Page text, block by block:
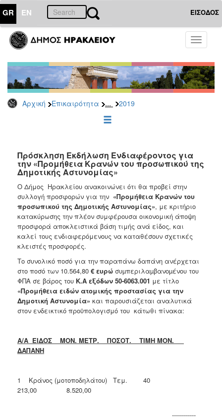
GR EN ΕΙΣΟΔΟΣ
Toggle
Αρχική Επικαιρότητα ... 2019
ΕΠΙΚΑΙΡΟΤΗΤΑ
-
Δημοπρασίες
Αρχείο
2026
2022
2021
2020
2019
2018
2017
2015
2013
ΕΠΙΣΚΕΠΤΗΣ
ΗΡΑΚΛΕΙΟ
Πρόσκληση Εκδήλωση Ενδιαφέροντος για
την «Προμήθεια Κρανών του προσωπικού της
Δημοτικής Αστυνομίας»
Ο Δήμος Ηρακλείου ανακοινώνει ότι θα προβεί στην
συλλογή προσφορών για την «Προμήθεια Κρανών του
προσωπικού της Δημοτικής Αστυνομίας», με κριτήριο
κατακύρωσης την πλέον συμφέρουσα οικονομική άποψη
προσφορά αποκλειστικά βάση τιμής ανά είδος, και
καλεί τους ενδιαφερόμενους να καταθέσουν σχετικές
κλειστές προσφορές.
Το συνολικό ποσό για την παραπάνω δαπάνη ανέρχεται
στο ποσό των 10.564,80 € ευρώ συµπεριλαµβανοµένου του
ΦΠΑ σε βάρος του Κ.Α εξόδων 50-6063.001 με τίτλο
«Προμήθεια ειδών ατομικής προστασίας για την
Δημοτική Αστυνομία» και παρουσιάζεται αναλυτικά
στον ενδεικτικό προϋπολογισμό του κάτωθι πίνακα:
Α/Α ΕΙΔΟΣ ΜΟΝ. ΜΕΤΡ. ΠΟΣΟΤ. ΤΙΜΗ ΜΟΝ.
ΔΑΠΑΝΗ
1 Κράνος (μοτοποδηλάτου) Τεμ. 40
213,00 8.520,00
------------